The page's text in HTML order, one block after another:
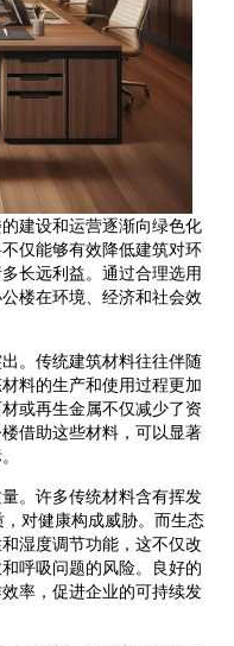
建设和运营逐渐向绿色化
仅能够有效降低建筑对环
长远利益。通过合理选用
楼在环境、经济和社会效
。传统建筑材料往往伴随
料的生产和使用过程更加
或再生金属不仅减少了资
借助这些材料，可以显著
。许多传统材料含有挥发
对健康构成威胁。而生态
湿度调节功能，这不仅改
呼吸问题的风险。良好的
率，促进企业的可持续发